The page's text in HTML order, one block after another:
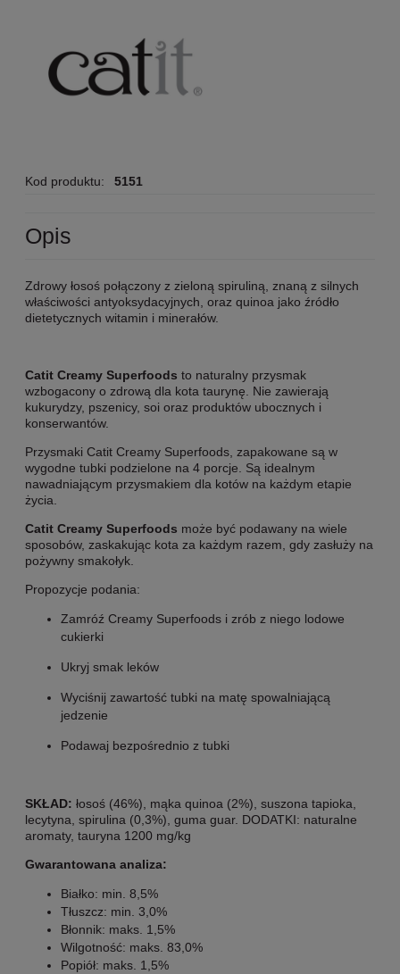
Kod produktu: 5151
Opis
Zdrowy łosoś połączony z zieloną spiruliną, znaną z silnych
właściwości antyoksydacyjnych, oraz quinoa jako źródło
dietetycznych witamin i minerałów.
Catit Creamy Superfoods to naturalny przysmak
wzbogacony o zdrową dla kota taurynę. Nie zawierają
kukurydzy, pszenicy, soi oraz produktów ubocznych i
konserwantów.
Przysmaki Catit Creamy Superfoods, zapakowane są w
wygodne tubki podzielone na 4 porcje. Są idealnym
nawadniającym przysmakiem dla kotów na każdym etapie
życia.
Catit Creamy Superfoods może być podawany na wiele
sposobów, zaskakując kota za każdym razem, gdy zasłuży na
pożywny smakołyk.
Propozycje podania:
Zamróź Creamy Superfoods i zrób z niego lodowe
cukierki
Ukryj smak leków
Wyciśnij zawartość tubki na matę spowalniającą
jedzenie
Podawaj bezpośrednio z tubki
SKŁAD: łosoś (46%), mąka quinoa (2%), suszona tapioka,
lecytyna, spirulina (0,3%), guma guar. DODATKI: naturalne
aromaty, tauryna 1200 mg/kg
Gwarantowana analiza:
Białko: min. 8,5%
Tłuszcz: min. 3,0%
Błonnik: maks. 1,5%
Wilgotność: maks. 83,0%
Popiół: maks. 1,5%